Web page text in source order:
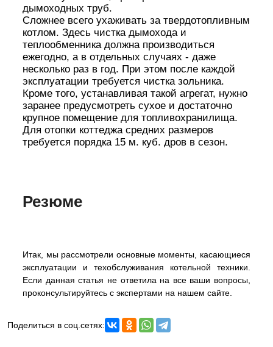
дымоходных труб.
Сложнее всего ухаживать за твердотопливным
котлом. Здесь чистка дымохода и
теплообменника должна производиться
ежегодно, а в отдельных случаях - даже
несколько раз в год. При этом после каждой
эксплуатации требуется чистка зольника.
Кроме того, устанавливая такой агрегат, нужно
заранее предусмотреть сухое и достаточно
крупное помещение для топливохранилища.
Для отопки коттеджа средних размеров
требуется порядка 15 м. куб. дров в сезон.
Резюме
Итак, мы рассмотрели основные моменты, касающиеся
эксплуатации и техобслуживания котельной техники.
Если данная статья не ответила на все ваши вопросы,
проконсультируйтесь с экспертами на нашем сайте.
Поделиться в соц.сетях: